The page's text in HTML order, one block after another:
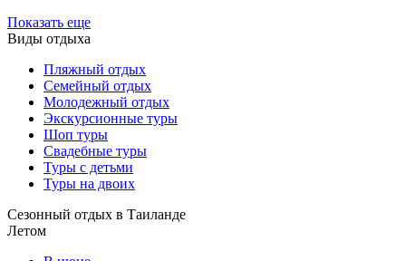
Показать еще
Виды отдыха
Пляжный отдых
Семейный отдых
Молодежный отдых
Экскурсионные туры
Шоп туры
Свадебные туры
Туры с детьми
Туры на двоих
Сезонный отдых в Таиланде
Летом